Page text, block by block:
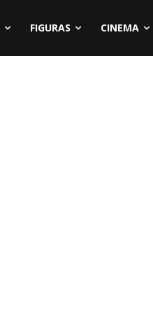
FIGURAS CINEMA